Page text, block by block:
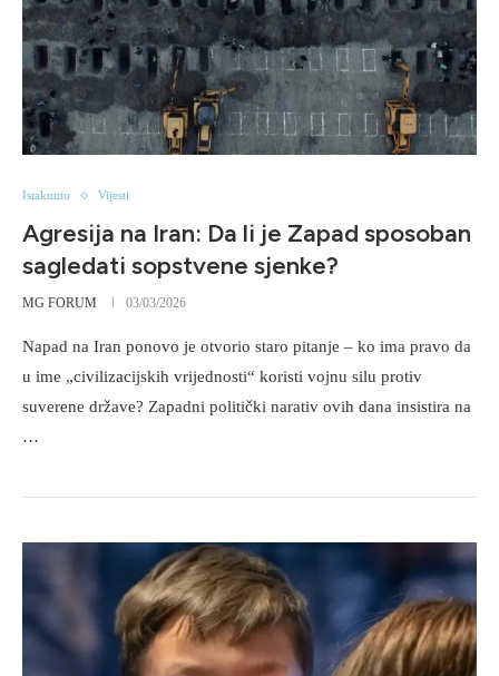
Istaknuto Vijesti
Agresija na Iran: Da li je Zapad sposoban
sagledati sopstvene sjenke?
MG FORUM 03/03/2026
Napad na Iran ponovo je otvorio staro pitanje – ko ima pravo da
u ime „civilizacijskih vrijednosti“ koristi vojnu silu protiv
suverene države? Zapadni politički narativ ovih dana insistira na
…